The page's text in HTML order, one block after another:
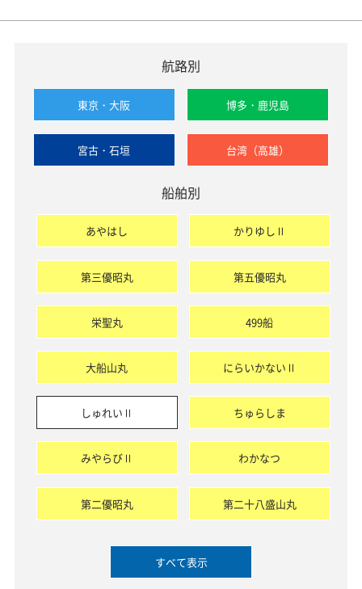
航路別
東京・大阪 博多・鹿児島
宮古・石垣 台湾（高雄）
船舶別
あやはし かりゆしⅡ
第三優昭丸 第五優昭丸
栄聖丸 499船
大船山丸 にらいかないⅡ
しゅれいⅡ ちゅらしま
みやらびⅡ わかなつ
第二優昭丸 第二十八盛山丸
すべて表示